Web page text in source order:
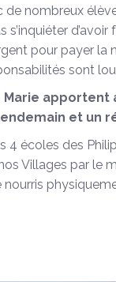
nombreux
d’avoir
pour payer
sont
apportent
et un
4 écoles des
Villages par le
nourris